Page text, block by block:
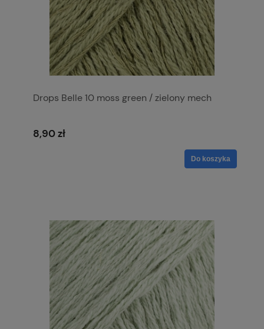
Drops Belle 10 moss green / zielony mech
8,90 zł
Do koszyka